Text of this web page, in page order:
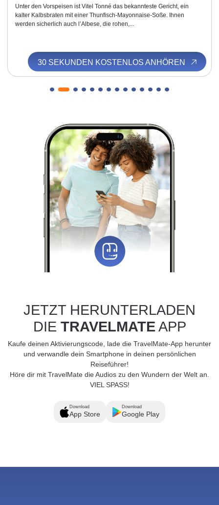
Unter den Vorspeisen ist Vitel Tonné das bekannteste Gericht, ein
kalter Kalbsbraten mit einer Thunfisch-Mayonnaise-Soße. Ihnen
werden sicherlich auch l’Albese, die rohen,...
30 SEKUNDEN KOSTENLOS ANHÖREN
JETZT HERUNTERLADEN
DIE TRAVELMATEAPP
Kaufe deinen Aktivierungscode, lade die TravelMate-App herunter
und verwandle dein Smartphone in deinen persönlichen
Reiseführer!
Höre dir mit TravelMate die Audios zu den Wundern der Welt an.
VIEL SPASS!
Download
App Store
Download
Google Play